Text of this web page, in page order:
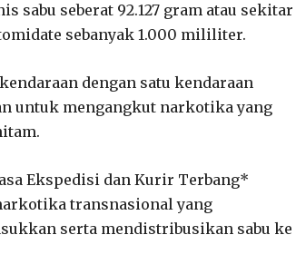
sabu seberat 92.127 gram atau sekitar
sebanyak 1.000 mililiter.
dengan satu kendaraan
untuk mengangkut narkotika yang
Ekspedisi dan Kurir Terbang*
transnasional yang
serta mendistribusikan sabu ke